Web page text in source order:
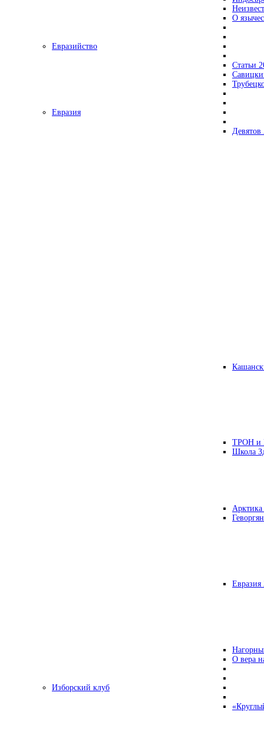
О
Евразийство
Статьи
Евразия
ТРОН и
Школа
Евразия
О вера
Изборский клуб